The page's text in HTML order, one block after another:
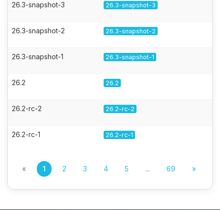
26.3-snapshot-3 26.3-snapshot-3
26.3-snapshot-2 26.3-snapshot-2
26.3-snapshot-1 26.3-snapshot-1
26.2 26.2
26.2-rc-2 26.2-rc-2
26.2-rc-1 26.2-rc-1
« 1 2 3 4 5 ... 69 »